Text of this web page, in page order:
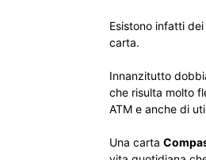
Esistono infatti
carta.
Innanzitutto
che risulta molto
ATM e anche di
Una carta